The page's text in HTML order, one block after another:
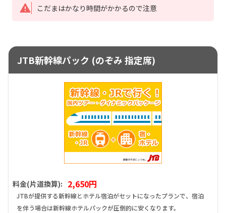
こだまはかなり時間がかかるので注意
JTB新幹線パック (のぞみ 指定席)
料金(片道換算): 2,650円
JTBが提供する新幹線とホテル宿泊がセットになったプランで、宿泊
を伴う場合は新幹線ホテルパックが圧倒的に安くなります。